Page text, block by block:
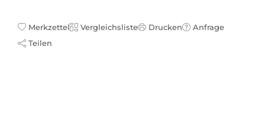
Merkzettel Vergleichsliste Drucken
Anfrage
Teilen